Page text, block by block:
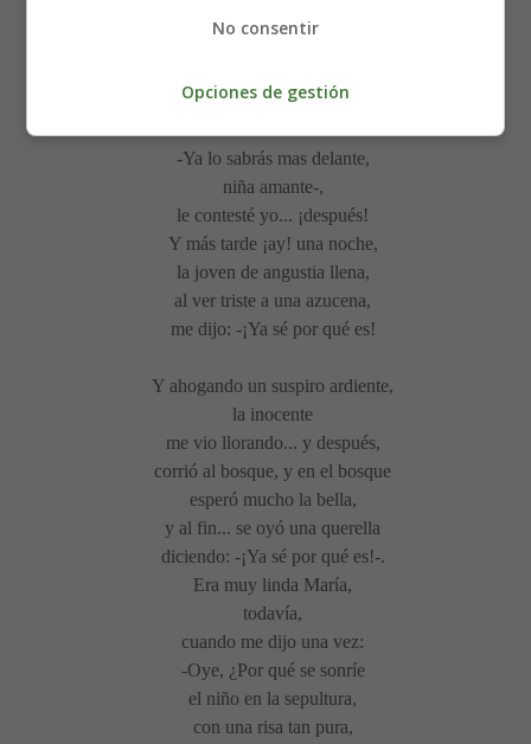
cuando el aura no la agita
-Ya lo sabrás mas delante,
niña amante-,
le contesté yo... ¡después!
Y más tarde ¡ay! una noche,
la joven de angustia llena,
al ver triste a una azucena,
me dijo: -¡Ya sé por qué es!
Y ahogando un suspiro ardiente,
la inocente
me vio llorando... y después,
corrió al bosque, y en el bosque
esperó mucho la bella,
y al fin... se oyó una querella
diciendo: -¡Ya sé por qué es!-.
Era muy linda María,
todavía,
cuando me dijo una vez:
-Oye, ¿Por qué se sonríe
el niño en la sepultura,
con una risa tan pura,
No consentir
Opciones de gestión